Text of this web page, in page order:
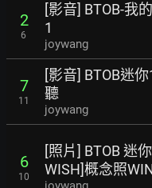
2
6
[影音] BTOB-我
1
joywang
7
11
[影音] BTOB迷
聽
joywang
6
10
[照片] BTOB 迷
WISH]概念照